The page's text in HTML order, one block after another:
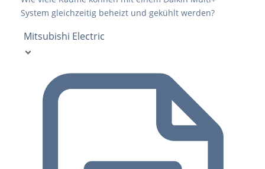
System gleichzeitig beheizt und gekühlt werden?
Mitsubishi Electric